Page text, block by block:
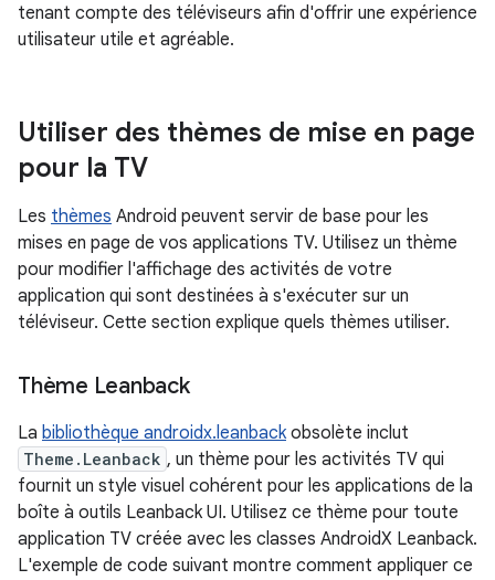
tenant compte des téléviseurs afin d'offrir une expérience
utilisateur utile et agréable.
Utiliser des thèmes de mise en page
pour la TV
Les thèmes Android peuvent servir de base pour les
mises en page de vos applications TV. Utilisez un thème
pour modifier l'affichage des activités de votre
application qui sont destinées à s'exécuter sur un
téléviseur. Cette section explique quels thèmes utiliser.
Thème Leanback
La bibliothèque androidx.leanbackobsolète inclut
Theme.Leanback , un thème pour les activités TV qui
fournit un style visuel cohérent pour les applications de la
boîte à outils Leanback UI. Utilisez ce thème pour toute
application TV créée avec les classes AndroidX Leanback.
L'exemple de code suivant montre comment appliquer ce